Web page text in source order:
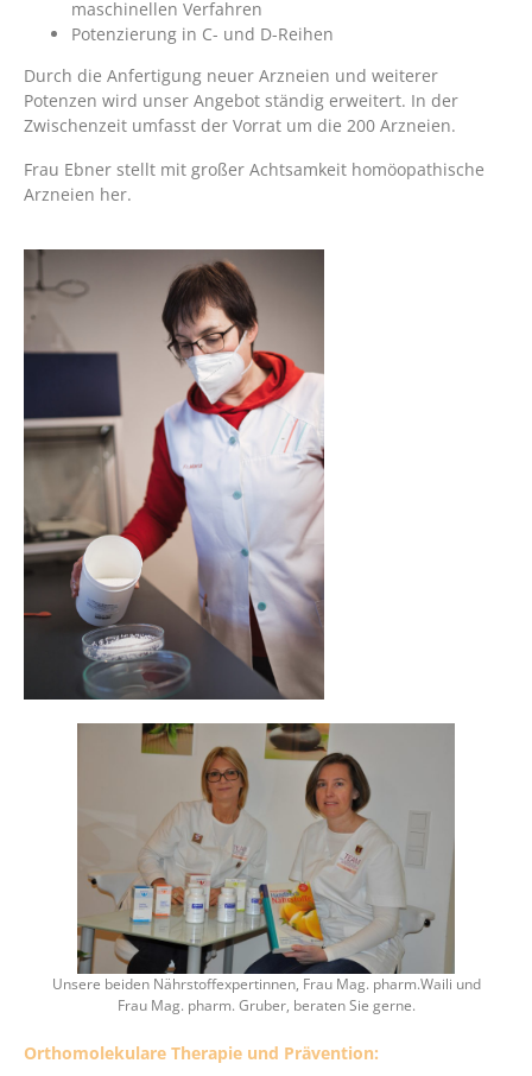
maschinellen Verfahren
Potenzierung in C- und D-Reihen
Durch die Anfertigung neuer Arzneien und weiterer
Potenzen wird unser Angebot ständig erweitert. In der
Zwischenzeit umfasst der Vorrat um die 200 Arzneien.
Frau Ebner stellt mit großer Achtsamkeit homöopathische
Arzneien her.
Unsere beiden Nährstoffexpertinnen, Frau Mag. pharm.Waili und
Frau Mag. pharm. Gruber, beraten Sie gerne.
Orthomolekulare Therapie und Prävention: